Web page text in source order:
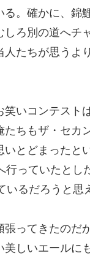
。確かに、錦
ろ別の道へチ
たちが思うよ
いコンテスト
ちもザ・セカ
とどまった
行っていたと
るだろうと思
ってきたのだ
しいエールに